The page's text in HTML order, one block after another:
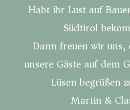
Habt ihr Lust auf
Südtirol
Dann freuen wir uns,
unsere Gäste auf dem
Lüsen begrüßen
Martin &